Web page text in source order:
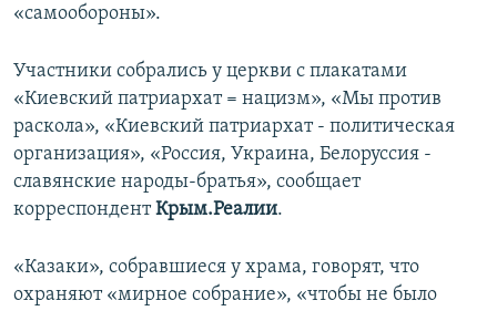
«самообороны».
Участники собрались у церкви с плакатами
«Киевский патриархат = нацизм», «Мы против
раскола», «Киевский патриархат - политическая
организация», «Россия, Украина, Белоруссия -
славянские народы-братья», сообщает
корреспондентКрым.Реалии.
«Казаки», собравшиеся у храма, говорят, что
охраняют «мирное собрание», «чтобы не было